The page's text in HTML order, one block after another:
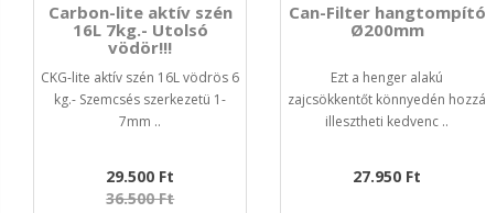
Carbon-lite aktív szén
16L 7kg.- Utolsó
vödör!!!
CKG-lite aktív szén 16L vödrös 6
kg.- Szemcsés szerkezetü 1-
7mm ..
29.500 Ft
36.500 Ft
Can-Filter hangtompító
Ø200mm
Ezt a henger alakú
zajcsökkentőt könnyedén hozzá
illesztheti kedvenc ..
27.950 Ft